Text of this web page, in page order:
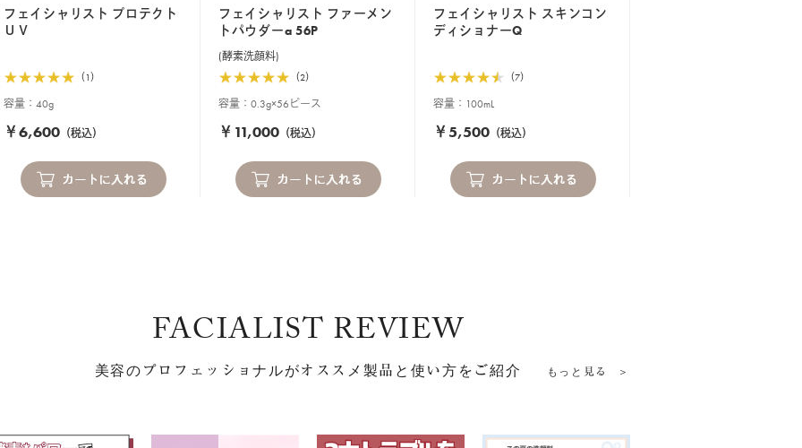
フェイシャリスト プロテクト
ＵＶ
（1）
容量：40g
￥6,600 （税込）
フェイシャリスト ファーメン
トパウダーa 56P
(酵素洗顔料)
（2）
容量：0.3g×56ピース
￥11,000 （税込）
フェイシャリスト スキンコン
ディショナーQ
（7）
容量：100mL
￥5,500 （税込）
FACIALIST REVIEW
美容のプロフェッショナルがオススメ製品と使い方をご紹介 もっと見る